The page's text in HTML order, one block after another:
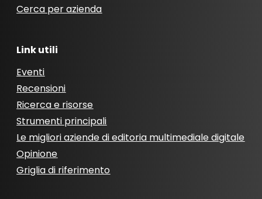
Cerca per azienda
Link utili
Eventi
Recensioni
Ricerca e risorse
Strumenti principali
Le migliori aziende di editoria multimediale digitale
Opinione
Griglia di riferimento